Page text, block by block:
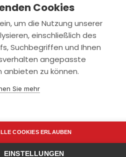
Cookies
um die Nutzung unserer
einschließlich des
Suchbegriffen und Ihnen
angepasste
zu können.
Sie mehr
COOKIES ERLAUBEN
EINSTELLUNGEN